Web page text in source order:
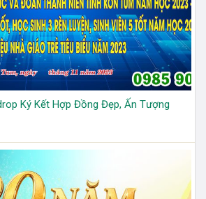
Ký Kết Hợp Đồng Đẹp, Ấn Tượng